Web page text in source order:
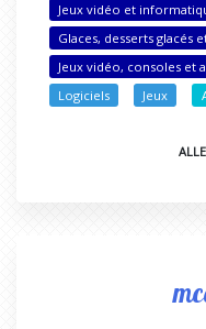
Jeux vidéo et
Glaces, desserts glacés
Jeux vidéo, consoles et
Logiciels
Jeux